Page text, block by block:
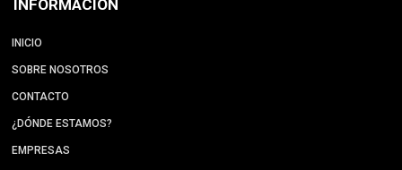
INFORMACIÓN
INICIO
SOBRE NOSOTROS
CONTACTO
¿DÓNDE ESTAMOS?
EMPRESAS